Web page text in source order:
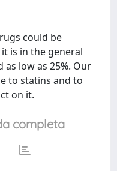
could be
is in the general
low as 25%. Our
to statins and to
on it.
completa